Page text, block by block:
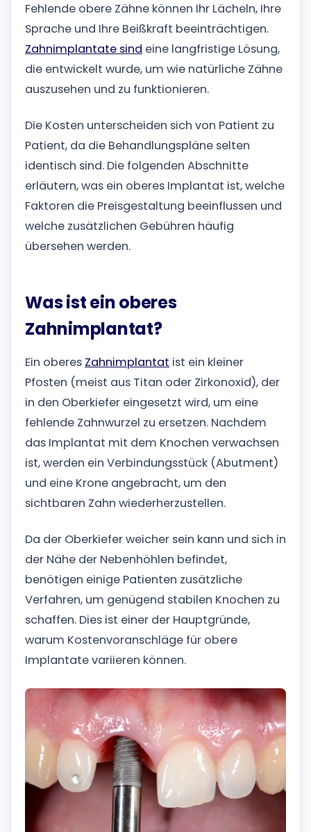
Fehlende obere Zähne können Ihr Lächeln, Ihre
Sprache und Ihre Beißkraft beeinträchtigen.
Zahnimplantate sind eine langfristige Lösung,
die entwickelt wurde, um wie natürliche Zähne
auszusehen und zu funktionieren.
Die Kosten unterscheiden sich von Patient zu
Patient, da die Behandlungspläne selten
identisch sind. Die folgenden Abschnitte
erläutern, was ein oberes Implantat ist, welche
Faktoren die Preisgestaltung beeinflussen und
welche zusätzlichen Gebühren häufig
übersehen werden.
Was ist ein oberes
Zahnimplantat?
Ein oberes Zahnimplantat ist ein kleiner
Pfosten (meist aus Titan oder Zirkonoxid), der
in den Oberkiefer eingesetzt wird, um eine
fehlende Zahnwurzel zu ersetzen. Nachdem
das Implantat mit dem Knochen verwachsen
ist, werden ein Verbindungsstück (Abutment)
und eine Krone angebracht, um den
sichtbaren Zahn wiederherzustellen.
Da der Oberkiefer weicher sein kann und sich in
der Nähe der Nebenhöhlen befindet,
benötigen einige Patienten zusätzliche
Verfahren, um genügend stabilen Knochen zu
schaffen. Dies ist einer der Hauptgründe,
warum Kostenvoranschläge für obere
Implantate variieren können.